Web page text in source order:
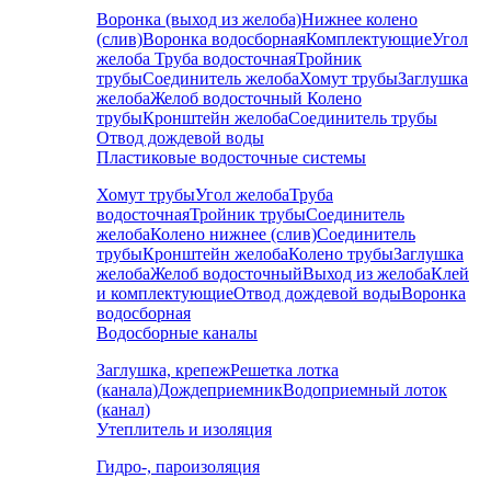
Воронка (выход из желоба)Нижнее колено
(слив)Воронка водосборнаяКомплектующиеУгол
желоба Труба водосточнаяТройник
трубыСоединитель желобаХомут трубыЗаглушка
желобаЖелоб водосточный Колено
трубыКронштейн желобаСоединитель трубы
Отвод дождевой воды
Пластиковые водосточные системы
Хомут трубыУгол желобаТруба
водосточнаяТройник трубыСоединитель
желобаКолено нижнее (слив)Соединитель
трубыКронштейн желобаКолено трубыЗаглушка
желобаЖелоб водосточныйВыход из желобаКлей
и комплектующиеОтвод дождевой водыВоронка
водосборная
Водосборные каналы
Заглушка, крепежРешетка лотка
(канала)ДождеприемникВодоприемный лоток
(канал)
Утеплитель и изоляция
Гидро-, пароизоляция